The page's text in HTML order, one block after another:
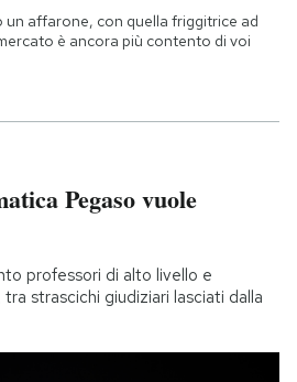
un affarone, con quella friggitrice ad
è ancora più contento di voi
Pegaso vuole
professori di alto livello e
strascichi giudiziari lasciati dalla